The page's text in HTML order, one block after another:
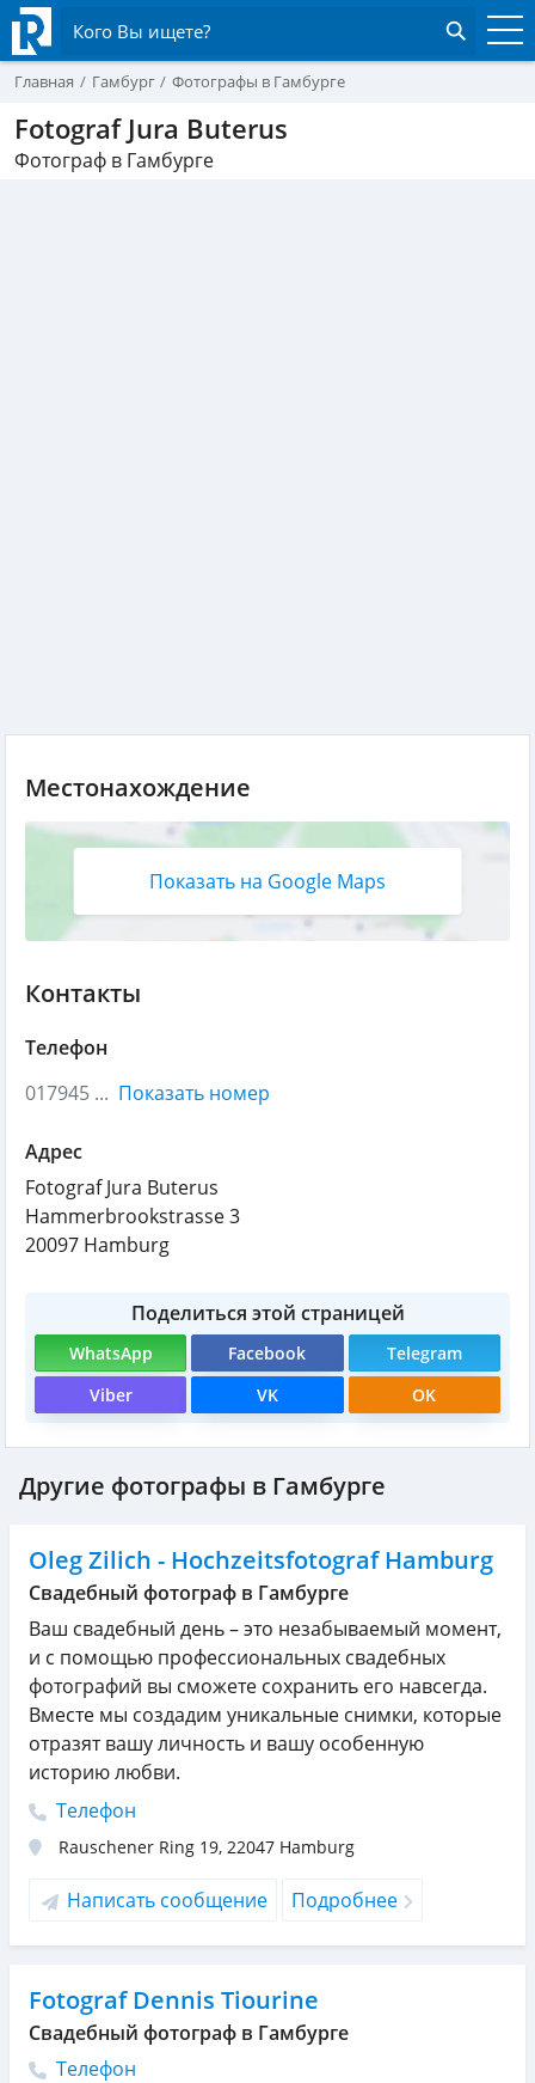
Кого Вы ищете?
Главная Гамбург Фотографы в Гамбурге
Fotograf Jura Buterus
Фотограф в Гамбурге
Местонахождение
Показать на Google Maps
Контакты
Телефон
017945 ... Показать номер
Адрес
Fotograf Jura Buterus
Hammerbrookstrasse 3
20097 Hamburg
Поделиться этой страницей
WhatsApp Facebook
Telegram
Viber
VK OK
Другие фотографы в Гамбурге
Oleg Zilich - Hochzeitsfotograf Hamburg
Свадебный фотограф в Гамбурге
Ваш свадебный день – это незабываемый момент,
и с помощью профессиональных свадебных
фотографий вы сможете сохранить его навсегда.
Вместе мы создадим уникальные снимки, которые
отразят вашу личность и вашу особенную
историю любви.
Телефон
Rauschener Ring 19, 22047 Hamburg
Написать сообщение Подробнее
Fotograf Dennis Tiourine
Свадебный фотограф в Гамбурге
Телефон